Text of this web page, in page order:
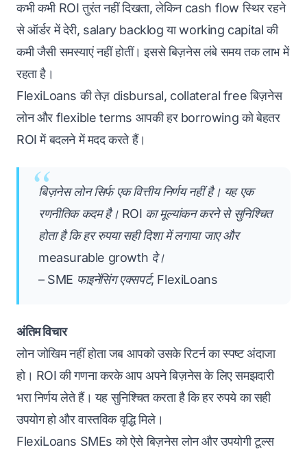
कभी कभी ROI तुरंत नहीं दिखता, लेकिन cash flow स्थिर रहने
से ऑर्डर में देरी, salary backlog या working capital की
कमी जैसी समस्याएं नहीं होतीं। इससे बिज़नेस लंबे समय तक लाभ में
रहता है।
FlexiLoans की तेज़ disbursal, collateral free बिज़नेस
लोन और flexible terms आपकी हर borrowing को बेहतर
ROI में बदलने में मदद करते हैं।
बिज़नेस लोन सिर्फ एक वित्तीय निर्णय नहीं है। यह एक
रणनीतिक कदम है। ROI का मूल्यांकन करने से सुनिश्चित
होता है कि हर रुपया सही दिशा में लगाया जाए और
measurable growth दे।
– SME फाइनेंसिंग एक्सपर्ट, FlexiLoans
अंतिम विचार
लोन जोखिम नहीं होता जब आपको उसके रिटर्न का स्पष्ट अंदाजा
हो। ROI की गणना करके आप अपने बिज़नेस के लिए समझदारी
भरा निर्णय लेते हैं। यह सुनिश्चित करता है कि हर रुपये का सही
उपयोग हो और वास्तविक वृद्धि मिले।
FlexiLoans SMEs को ऐसे बिज़नेस लोन और उपयोगी टूल्स